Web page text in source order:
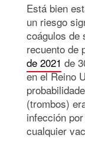
Está bien
un riesgo
coágulos de
recuento de
de 2021 de
en el Reino
(trombos)
infección
cualquier